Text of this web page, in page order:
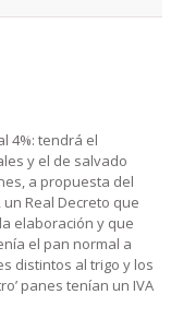
4%: tendrá el
y el de salvado
a propuesta del
Real Decreto que
elaboración y que
el pan normal a
distintos al trigo y los
panes tenían un IVA